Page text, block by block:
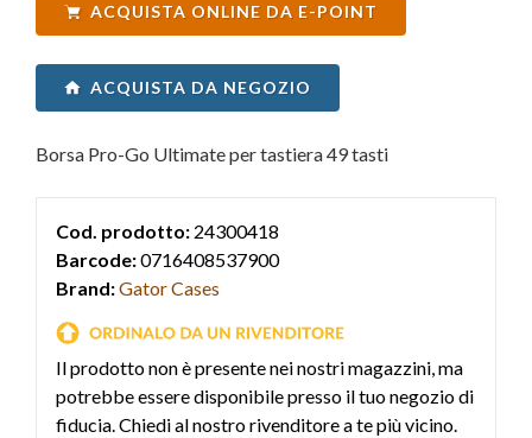
ACQUISTA ONLINE DA E-POINT
ACQUISTA DA NEGOZIO
Borsa Pro-Go Ultimate per tastiera 49 tasti
Cod. prodotto: 24300418
Barcode:0716408537900
Brand:Gator Cases
Il prodotto non è presente nei nostri magazzini, ma
potrebbe essere disponibile presso il tuo negozio di
fiducia. Chiedi al nostro rivenditore a te più vicino.